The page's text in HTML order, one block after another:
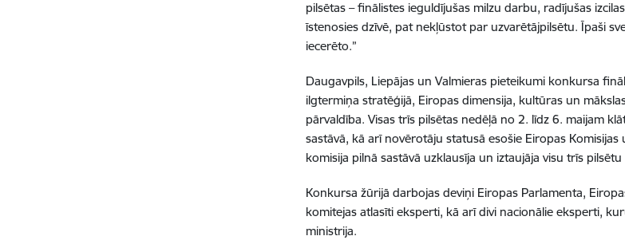
pilsētas – finālistes ieguldījušas milzu darbu, radījušas
īstenosies dzīvē, pat nekļūstot par uzvarētājpilsētu. Īpaši
iecerēto.”
Daugavpils, Liepājas un Valmieras pieteikumi konkursa
ilgtermiņa stratēģijā, Eiropas dimensija, kultūras un
pārvaldība.Visas trīs pilsētas nedēļā no 2. līdz 6. maijam
sastāvā, kā arī novērotāju statusā esošie Eiropas
komisija pilnā sastāvā uzklausīja un iztaujāja visu trīs pilsētu
Konkursa žūrijā darbojas deviņi Eiropas Parlamenta,
komitejas atlasīti eksperti, kā arī divi nacionālie eksperti,
ministrija.